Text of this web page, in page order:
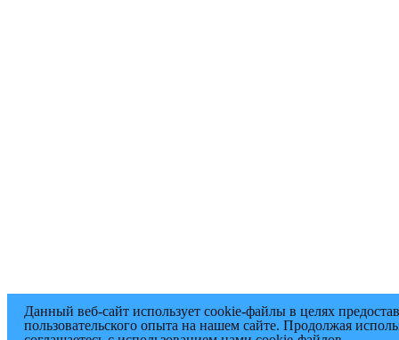
Данный веб-сайт использует cookie-файлы в целях
пользовательского опыта на нашем сайте. Продолжая